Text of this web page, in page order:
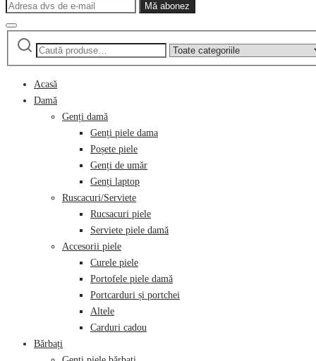
Caută
după:
Narrow
by
Acasă
Damă
Genți damă
Genți piele dama
Poșete piele
Genți de umăr
Genți laptop
Ruscacuri/Serviete
Rucsacuri piele
Serviete piele damă
Accesorii piele
Curele piele
Portofele piele damă
Portcarduri și portchei
Altele
Carduri cadou
Bărbați